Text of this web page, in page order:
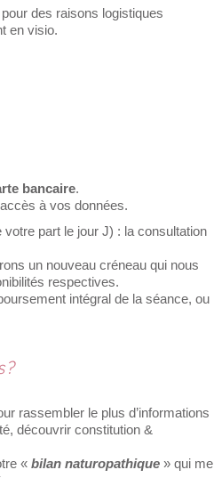
des raisons logistiques
en visio.
bancaire.
à vos données.
votre part le jour J) : la consultation
un nouveau créneau qui nous
respectives.
intégral de la séance, ou
?
rassembler le plus d’informations
découvrir constitution &
« bilan naturopathique » qui me